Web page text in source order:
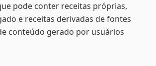
pode conter receitas próprias,
e receitas derivadas de fontes
conteúdo gerado por usuários